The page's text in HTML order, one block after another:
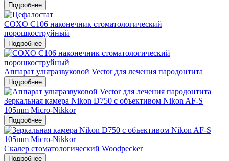
Подробнее
COXO C106 наконечник стоматологический
порошкоструйный
Подробнее
Аппарат ультразвуковой Vector для лечения пародонтита
Подробнее
Зеркальная камера Nikon D750 c объективом Nikon AF-S
105mm Micro-Nikkor
Подробнее
Скалер стоматологический Woodpecker
Подробнее